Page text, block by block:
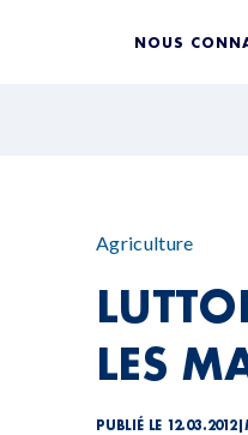
NOUS
Agriculture
LES
PUBLIÉ LE 12.03.2012|